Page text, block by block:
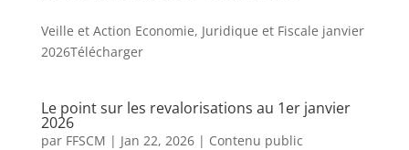
Veille et Action Economie, Juridique et Fiscale janvier
2026Télécharger
Le point sur les revalorisations au 1er janvier
2026
par FFSCM | Jan 22, 2026| Contenu public